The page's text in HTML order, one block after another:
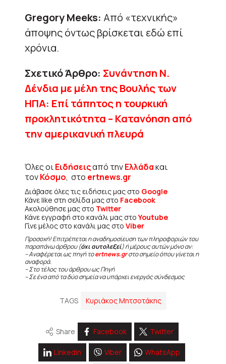
Gregory Meeks: Από «τεχνικής»
άποψης όντως βρίσκεται εδώ επί
χρόνια.
Σχετικό Άρθρο: Συνάντηση Ν.
Δένδια με μέλη της Βουλής των
ΗΠΑ: Επί τάπητος η τουρκική
προκλητικότητα – Κατανόηση από
την αμερικανική πλευρά
Όλες οιΕιδήσειςαπό τηνΕλλάδακαι
τονΚόσμο, στο ertnews.gr
Διάβασε όλες τις ειδήσεις μας στο Google
Κάνε like στη σελίδα μας στο Facebook
Ακολούθησε μας στο Twitter
Κάνε εγγραφή στο κανάλι μας στοYoutube
Γίνε μέλος στο κανάλι μας στο Viber
Προσοχή! Επιτρέπεται η αναδημοσίευση των πληροφοριών του
παραπάνω άρθρου (όχι αυτολεξεί) ή μέρους αυτών μόνο αν:
– Αναφέρεται ως πηγή τοertnews.grστο σημείο όπου γίνεται η
αναφορά.
– Στο τέλος του άρθρου ως Πηγή
– Σε ένα από τα δύο σημεία να υπάρχει ενεργός σύνδεσμος
TAGS Κυριάκος Μητσοτάκης
Share Facebook Twitter
Linkedin Viber WhatsApp